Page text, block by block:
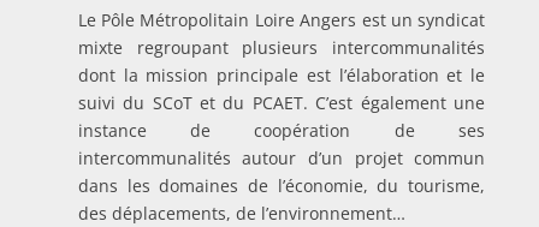
Le Pôle Métropolitain Loire Angers est un syndicat
mixte regroupant plusieurs intercommunalités
dont la mission principale est l’élaboration et le
suivi du SCoT et du PCAET. C’est également une
instance de coopération de ses
intercommunalités autour d’un projet commun
dans les domaines de l’économie, du tourisme,
des déplacements, de l’environnement…